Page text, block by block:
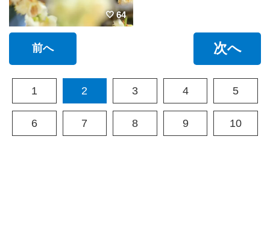
64
前へ 次へ
1 2 3 4 5
6 7 8 9 10